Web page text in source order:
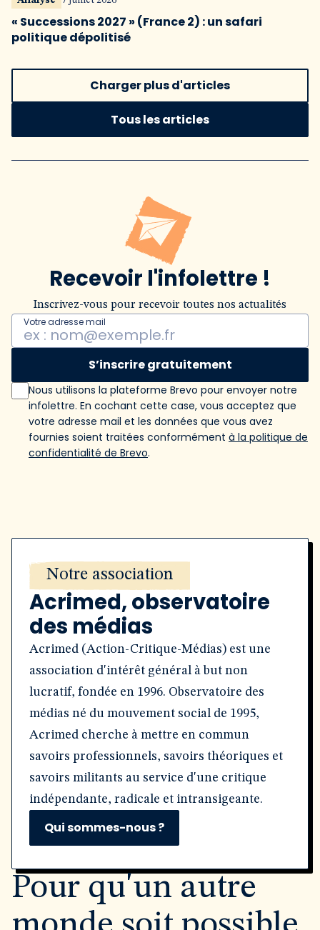
« Successions 2027 » (France 2) : un safari
politique dépolitisé
Charger plus d'articles
Tous les articles
Recevoir l'infolettre !
Inscrivez-vous pour recevoir toutes nos actualités
Votre adresse mail
S’inscrire gratuitement
Nous utilisons la plateforme Brevo pour envoyer notre
infolettre. En cochant cette case, vous acceptez que
votre adresse mail et les données que vous avez
fournies soient traitées conformément à la politique de
confidentialité de Brevo.
Notre association
Acrimed, observatoire
des médias
Acrimed (Action-Critique-Médias) est une
association d'intérêt général à but non
lucratif, fondée en 1996. Observatoire des
médias né du mouvement social de 1995,
Acrimed cherche à mettre en commun
savoirs professionnels, savoirs théoriques et
savoirs militants au service d'une critique
indépendante, radicale et intransigeante.
Qui sommes-nous ?
Pour qu'un autre